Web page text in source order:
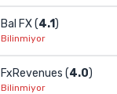
Bal FX (4.1)
Bilinmiyor
FxRevenues (4.0)
Bilinmiyor